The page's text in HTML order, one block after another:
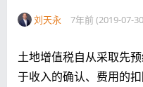
刘天永 7年前 (2019-07-
土地增值税自从采取先
于收入的确认、费用的